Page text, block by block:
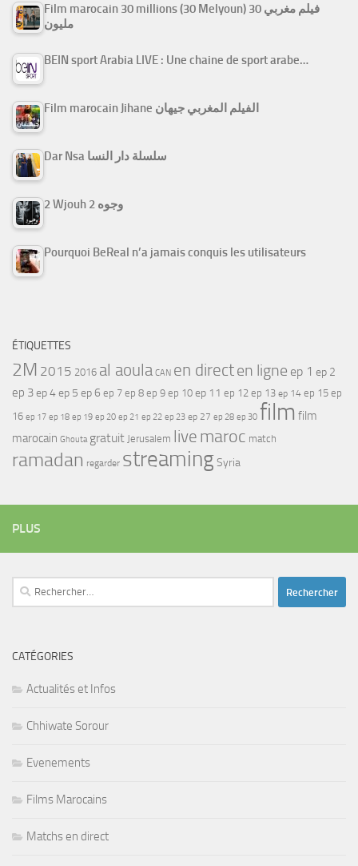
Film marocain 30 millions (30 Melyoun) فيلم مغربي 30
مليون
BEIN sport Arabia LIVE : Une chaine de sport arabe…
Film marocain Jihane الفيلم المغربي جيهان
Dar Nsa سلسلة دار النسا
2 Wjouh 2 وجوه
Pourquoi BeReal n’a jamais conquis les utilisateurs
ÉTIQUETTES
2M 2015 2016 al aoula CAN en directen ligne ep 1 ep 2
ep 3ep 4ep 5 ep 6 ep 7 ep 8 ep 9 ep 10 ep 11 ep 12 ep 13 ep 14 ep 15 ep
16 ep 17 ep 18 ep 19 ep 20 ep 21 ep 22 ep 23 ep 27 ep 28 ep 30 film film
marocain Ghouta gratuit Jerusalem live maroc match
ramadan regarder streamingSyria
PLUS
Rechercher :
CATÉGORIES
Actualités et Infos
Chhiwate Sorour
Evenements
Films Marocains
Matchs en direct